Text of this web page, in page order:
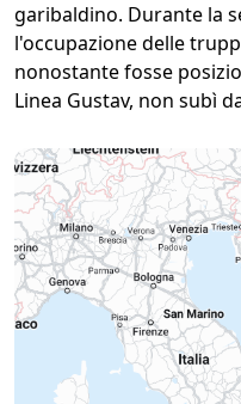
garibaldino. Durante la
l'occupazione delle
nonostante fosse
Linea Gustav, non subì